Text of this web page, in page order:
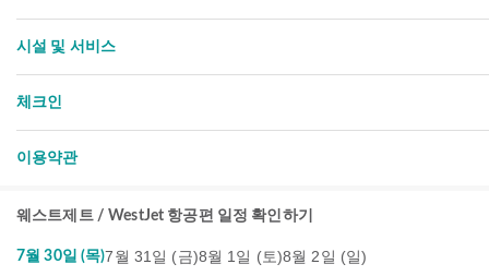
시설 및 서비스
체크인
이용약관
웨스트제트 / WestJet 항공편 일정 확인하기
7월 30일 (목)7월 31일 (금)8월 1일 (토)8월 2일 (일)